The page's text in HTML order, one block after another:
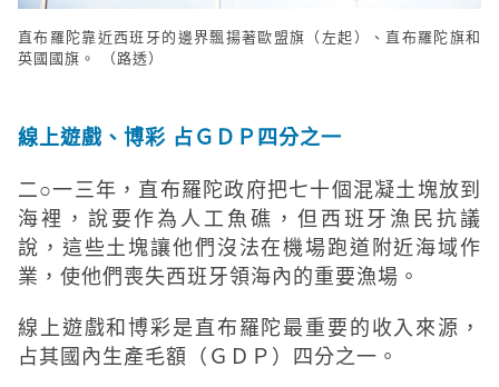
直布羅陀靠近西班牙的邊界飄揚著歐盟旗（左起）、直布羅陀旗和
英國國旗。 （路透）
線上遊戲、博彩 占ＧＤＰ四分之一
二○一三年，直布羅陀政府把七十個混凝土塊放到
海裡，說要作為人工魚礁，但西班牙漁民抗議
說，這些土塊讓他們沒法在機場跑道附近海域作
業，使他們喪失西班牙領海內的重要漁場。
線上遊戲和博彩是直布羅陀最重要的收入來源，
占其國內生產毛額（ＧＤＰ）四分之一。